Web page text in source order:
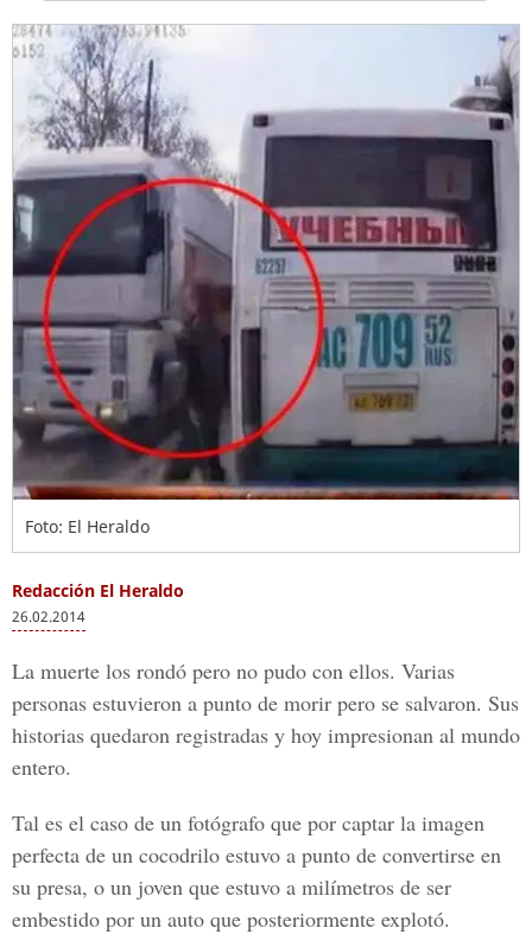
Foto: El Heraldo
Redacción El Heraldo
26.02.2014
La muerte los rondó pero no pudo con ellos. Varias
personas estuvieron a punto de morir pero se salvaron. Sus
historias quedaron registradas y hoy impresionan al mundo
entero.
Tal es el caso de un fotógrafo que por captar la imagen
perfecta de un cocodrilo estuvo a punto de convertirse en
su presa, o un joven que estuvo a milímetros de ser
embestido por un auto que posteriormente explotó.